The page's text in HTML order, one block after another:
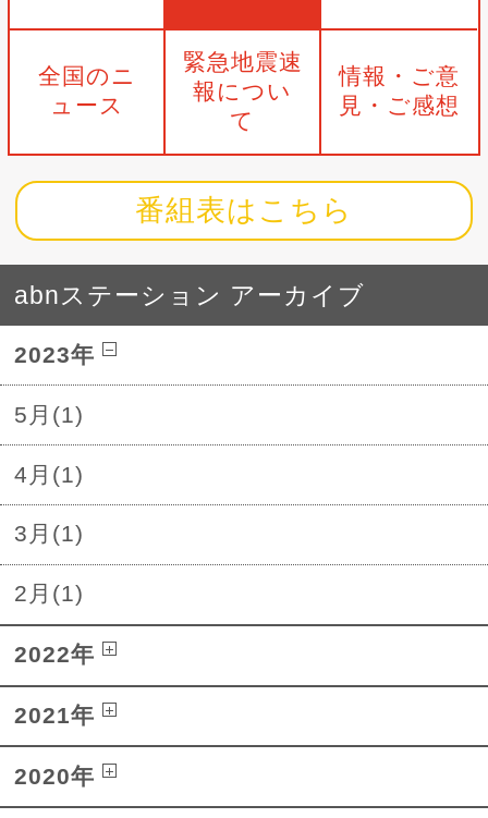
全国のニ
ュース
緊急地震速
報につい
て
情報・ご意
見・ご感想
番組表はこちら
abnステーション アーカイブ
2023年
5月(1)
4月(1)
3月(1)
2月(1)
2022年
2021年
2020年